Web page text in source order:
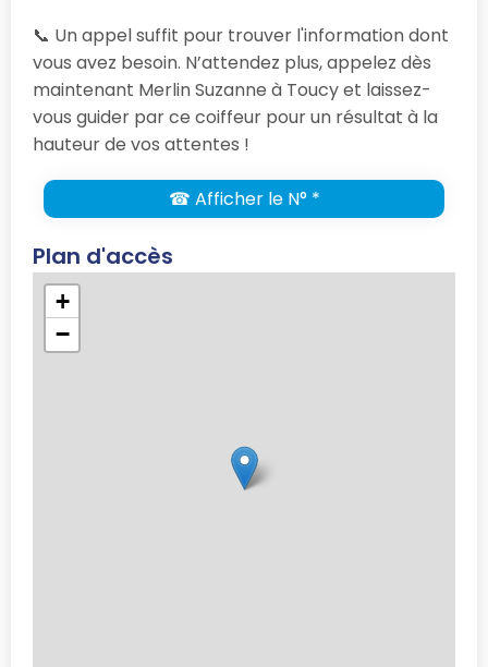
📞 Un appel suffit pour trouver l'information dont
vous avez besoin. N’attendez plus, appelez dès
maintenant Merlin Suzanne à Toucy et laissez-
vous guider par ce coiffeur pour un résultat à la
hauteur de vos attentes !
☎ Afficher le N° *
Plan d'accès
+
−